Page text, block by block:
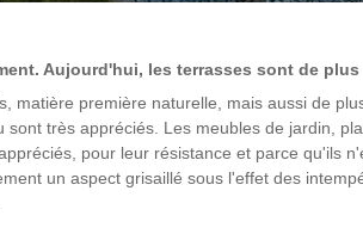
Aujourd'hui, les terrasses sont de
première naturelle, mais aussi de
très appréciés. Les meubles de jardin,
pour leur résistance et parce qu'ils
un aspect grisaillé sous l'effet des